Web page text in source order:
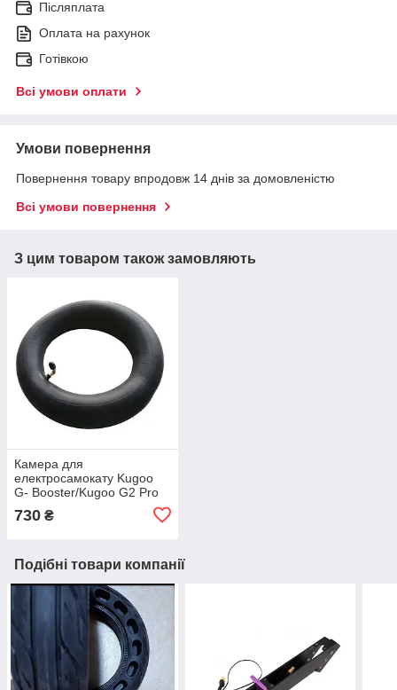
Післяплата
Оплата на рахунок
Готівкою
Всі умови оплати
Умови повернення
Повернення товару впродовж 14 днів за домовленістю
Всі умови повернення
З цим товаром також замовляють
Камера для
електросамокату Kugoo
G- Booster/Kugoo G2 Pro
730 ₴
Подібні товари компанії